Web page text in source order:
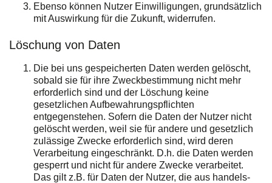
Ebenso können Nutzer Einwilligungen, grundsätzlich
mit Auswirkung für die Zukunft, widerrufen.
Löschung von Daten
Die bei uns gespeicherten Daten werden gelöscht,
sobald sie für ihre Zweckbestimmung nicht mehr
erforderlich sind und der Löschung keine
gesetzlichen Aufbewahrungspflichten
entgegenstehen. Sofern die Daten der Nutzer nicht
gelöscht werden, weil sie für andere und gesetzlich
zulässige Zwecke erforderlich sind, wird deren
Verarbeitung eingeschränkt. D.h. die Daten werden
gesperrt und nicht für andere Zwecke verarbeitet.
Das gilt z.B. für Daten der Nutzer, die aus handels-